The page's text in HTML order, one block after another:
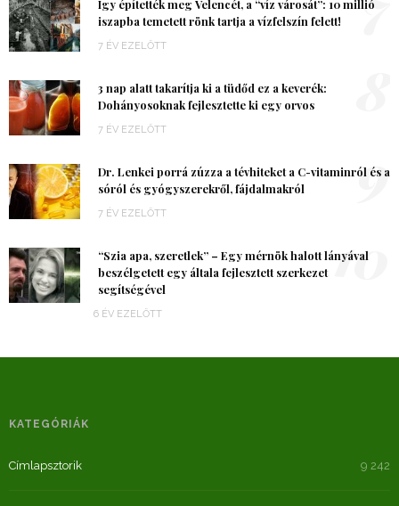
Így építették meg Velencét, a “víz városát”: 10 millió
iszapba temetett rönk tartja a vízfelszín felett!
7 ÉV EZELŐTT
3 nap alatt takarítja ki a tüdőd ez a keverék:
Dohányosoknak fejlesztette ki egy orvos
7 ÉV EZELŐTT
Dr. Lenkei porrá zúzza a tévhiteket a C-vitaminról és a
sóról és gyógyszerekről, fájdalmakról
7 ÉV EZELŐTT
9
“Szia apa, szeretlek” – Egy mérnök halott lányával
beszélgetett egy általa fejlesztett szerkezet
segítségével
6 ÉV EZELŐTT
10
KATEGÓRIÁK
Címlapsztorik 9 242